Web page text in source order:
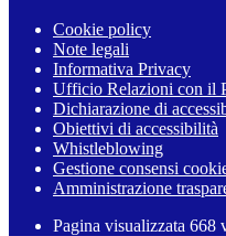
Cookie policy
Note legali
Informativa Privacy
Ufficio Relazioni con il
Dichiarazione di
Obiettivi di accessibilità
Whistleblowing
Gestione consensi
Amministrazione
Pagina visualizzata 668